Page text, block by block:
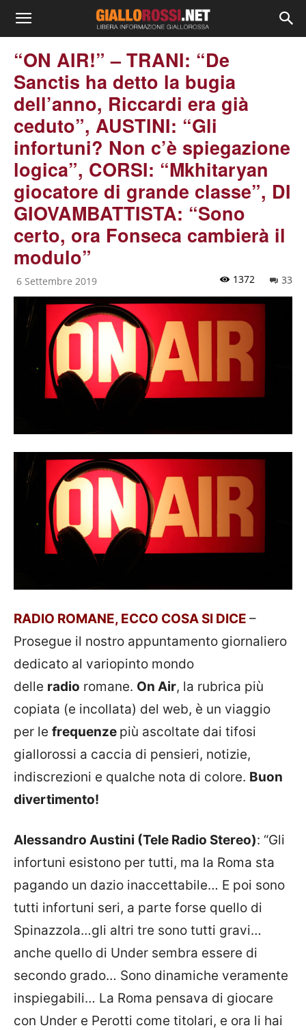
“ON AIR!” – TRANI: “De
Sanctis ha detto la bugia
dell’anno, Riccardi era già
ceduto”, AUSTINI: “Gli
infortuni? Non c’è spiegazione
logica”, CORSI: “Mkhitaryan
giocatore di grande classe”, DI
GIOVAMBATTISTA: “Sono
certo, ora Fonseca cambierà il
modulo”
6 Settembre 2019 33
1372
RADIO ROMANE, ECCO COSA SI DICE –
Prosegue il nostro appuntamento giornaliero
dedicato al variopinto mondo
delle radio romane. On Air, la rubrica più
copiata (e incollata) del web, è un viaggio
per le frequenze più ascoltate dai tifosi
giallorossi a caccia di pensieri, notizie,
indiscrezioni e qualche nota di colore. Buon
divertimento!
Alessandro Austini (Tele Radio Stereo): “Gli
infortuni esistono per tutti, ma la Roma sta
pagando un dazio inaccettabile… E poi sono
tutti infortuni seri, a parte forse quello di
Spinazzola…gli altri tre sono tutti gravi…
anche quello di Under sembra essere di
secondo grado… Sono dinamiche veramente
inspiegabili… La Roma pensava di giocare
con Under e Perotti come titolari, e ora li hai